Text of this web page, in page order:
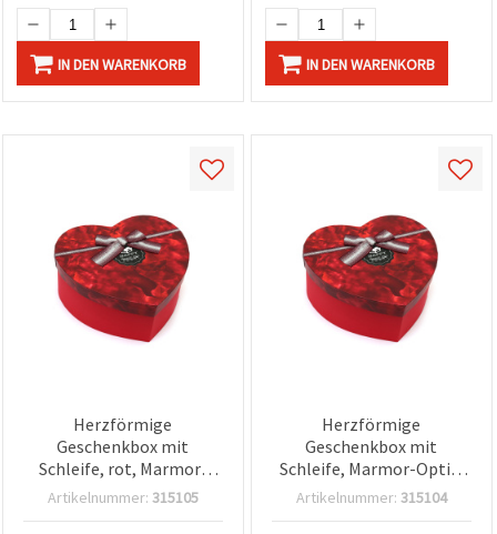
IN DEN WARENKORB IN DEN WARENKORB
Herzförmige
Geschenkbox mit
Schleife, rot, Marmor-
Optik, 22 x 20 x 9 cm
Artikelnummer: 315105
Herzförmige
Geschenkbox mit
Schleife, Marmor-Optik,
Rot, 18,5 x 17 x 7,5 cm
Artikelnummer: 315104